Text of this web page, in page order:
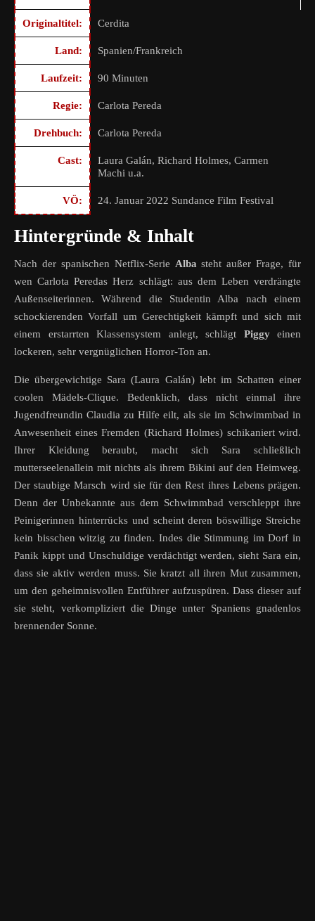
Originaltitel: Cerdita
Land: Spanien/Frankreich
Laufzeit: 90 Minuten
Regie: Carlota Pereda
Drehbuch: Carlota Pereda
Cast:
Laura Galán, Richard Holmes, Carmen
Machi u.a.
VÖ: 24. Januar 2022 Sundance Film Festival
Hintergründe & Inhalt
Nach der spanischen Netflix-Serie Albasteht außer Frage, für
wen Carlota Peredas Herz schlägt: aus dem Leben verdrängte
Außenseiterinnen. Während die Studentin Alba nach einem
schockierenden Vorfall um Gerechtigkeit kämpft und sich mit
einem erstarrten Klassensystem anlegt, schlägt Piggyeinen
lockeren, sehr vergnüglichen Horror-Ton an.
Die übergewichtige Sara (Laura Galán) lebt im Schatten einer
coolen Mädels-Clique. Bedenklich, dass nicht einmal ihre
Jugendfreundin Claudia zu Hilfe eilt, als sie im Schwimmbad in
Anwesenheit eines Fremden (Richard Holmes) schikaniert wird.
Ihrer Kleidung beraubt, macht sich Sara schließlich
mutterseelenallein mit nichts als ihrem Bikini auf den Heimweg.
Der staubige Marsch wird sie für den Rest ihres Lebens prägen.
Denn der Unbekannte aus dem Schwimmbad verschleppt ihre
Peinigerinnen hinterrücks und scheint deren böswillige Streiche
kein bisschen witzig zu finden. Indes die Stimmung im Dorf in
Panik kippt und Unschuldige verdächtigt werden, sieht Sara ein,
dass sie aktiv werden muss. Sie kratzt all ihren Mut zusammen,
um den geheimnisvollen Entführer aufzuspüren. Dass dieser auf
sie steht, verkompliziert die Dinge unter Spaniens gnadenlos
brennender Sonne.